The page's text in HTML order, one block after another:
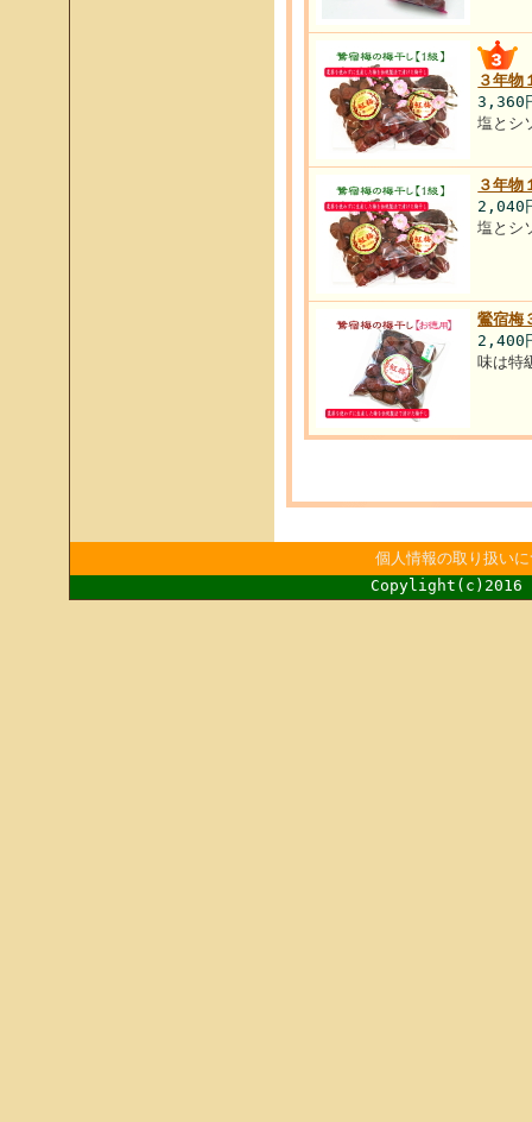
３年
3,360
塩とシ
３年
2,040
塩とシ
鶯宿梅
2,400
味は特
個人情報の取り扱い
Copylight(c)2016